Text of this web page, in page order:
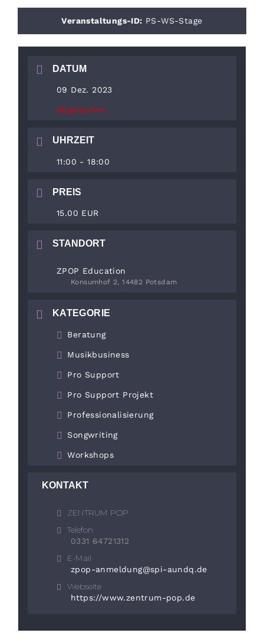
Veranstaltungs-ID: PS-WS-Stage
DATUM
09 Dez. 2023
Abgelaufen!
UHRZEIT
11:00 - 18:00
PREIS
15.00 EUR
STANDORT
ZPOP Education
Konsumhof 2, 14482 Potsdam
KATEGORIE
Beratung
Musikbusiness
Pro Support
Pro Support Projekt
Professionalisierung
Songwriting
Workshops
KONTAKT
ZENTRUM POP
Telefon
0331 64721312
E-Mail
zpop-anmeldung@spi-aundq.de
Webseite
https://www.zentrum-pop.de